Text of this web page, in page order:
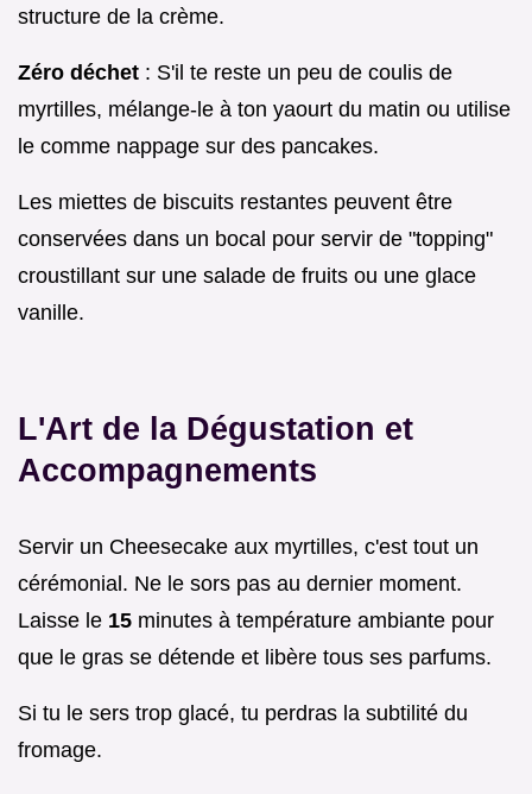
structure de la crème.
Zéro déchet : S'il te reste un peu de coulis de
myrtilles, mélange-le à ton yaourt du matin ou utilise
le comme nappage sur des pancakes.
Les miettes de biscuits restantes peuvent être
conservées dans un bocal pour servir de "topping"
croustillant sur une salade de fruits ou une glace
vanille.
L'Art de la Dégustation et
Accompagnements
Servir un Cheesecake aux myrtilles, c'est tout un
cérémonial. Ne le sors pas au dernier moment.
Laisse le 15 minutes à température ambiante pour
que le gras se détende et libère tous ses parfums.
Si tu le sers trop glacé, tu perdras la subtilité du
fromage.